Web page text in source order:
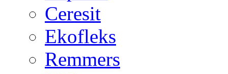
Ceresit
Ekofleks
Remmers